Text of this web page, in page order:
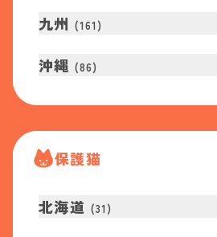
九州 (161 )
沖縄 (86)
保護猫
北海道 (31 )